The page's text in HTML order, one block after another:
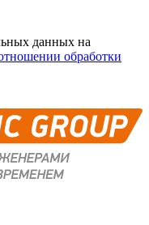
данных на
обработки